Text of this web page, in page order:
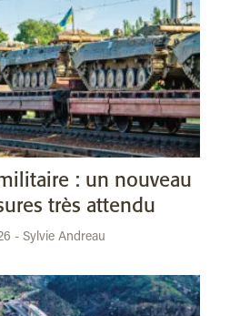
: un nouveau
très attendu
- Sylvie Andreau